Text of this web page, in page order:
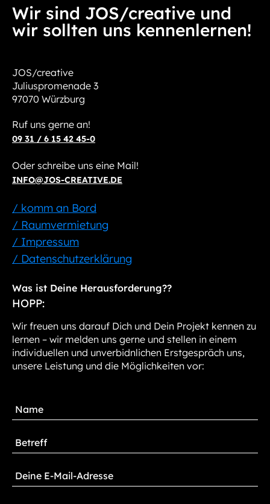
Wir sind JOS/creative und
wir sollten uns kennenlernen!
JOS/creative
Juliuspromenade 3
97070 Würzburg
Ruf uns gerne an!
09 31 / 6 15 42 45-0
Oder schreibe uns eine Mail!
INFO@JOS-CREATIVE.DE
/ komm an Bord
/ Raumvermietung
/ Impressum
/ Datenschutzerklärung
Was ist Deine Herausforderung??
HOPP:
Wir freuen uns darauf Dich und Dein Projekt kennen zu
lernen – wir melden uns gerne und stellen in einem
individuellen und unverbidnlichen Erstgespräch uns,
unsere Leistung und die Möglichkeiten vor: